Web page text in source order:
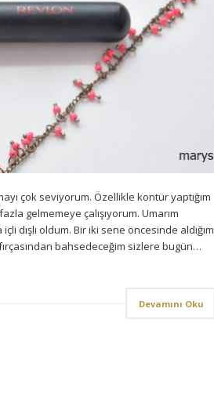
çok seviyorum. Özellikle kontür yaptığım
gelmemeye çalışıyorum. Umarım
dışlı oldum. Bir iki sene öncesinde aldığım
bahsedeceğim sizlere bugün…
Devamını Oku